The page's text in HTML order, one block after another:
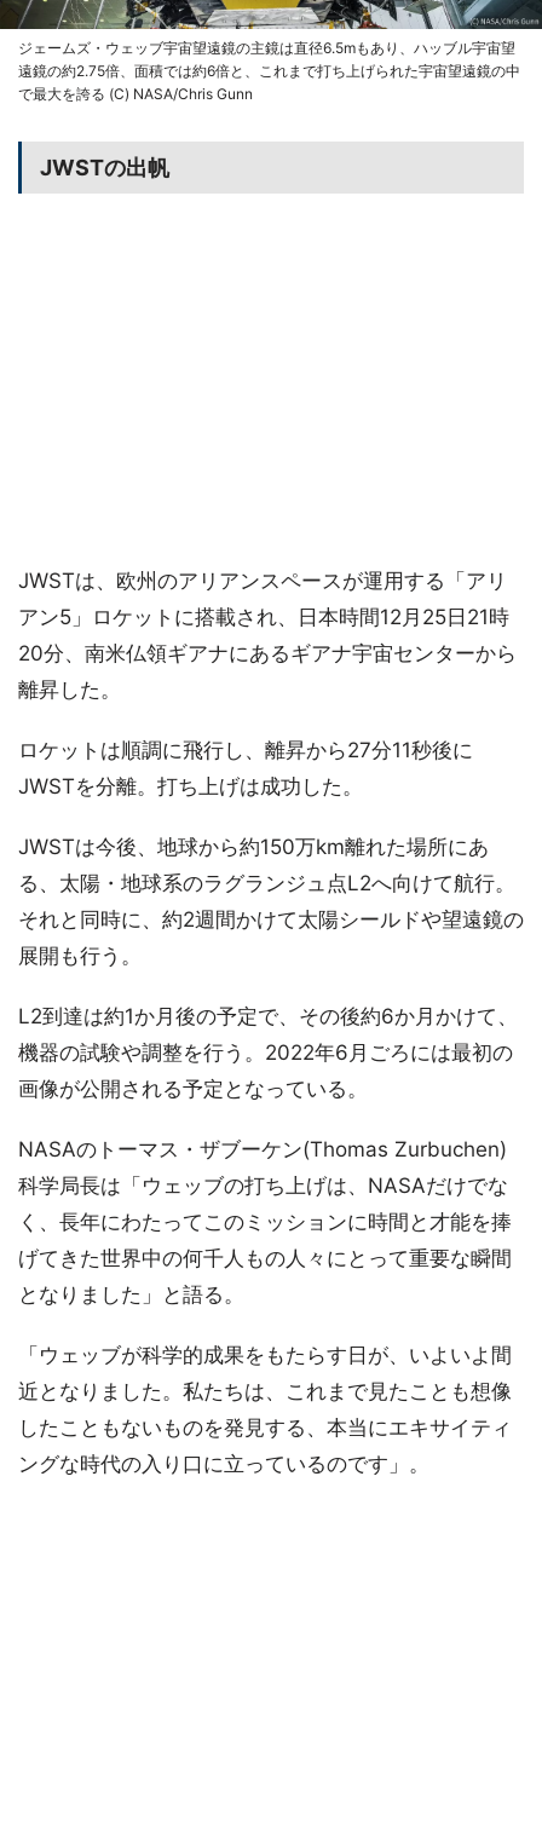
ジェームズ・ウェッブ宇宙望遠鏡の主鏡は直径6.5mもあり、ハッブル宇宙望
遠鏡の約2.75倍、面積では約6倍と、これまで打ち上げられた宇宙望遠鏡の中
で最大を誇る (C) NASA/Chris Gunn
JWSTの出帆
JWSTは、欧州のアリアンスペースが運用する「アリ
アン5」ロケットに搭載され、日本時間12月25日21時
20分、南米仏領ギアナにあるギアナ宇宙センターから
離昇した。
ロケットは順調に飛行し、離昇から27分11秒後に
JWSTを分離。打ち上げは成功した。
JWSTは今後、地球から約150万km離れた場所にあ
る、太陽・地球系のラグランジュ点L2へ向けて航行。
それと同時に、約2週間かけて太陽シールドや望遠鏡の
展開も行う。
L2到達は約1か月後の予定で、その後約6か月かけて、
機器の試験や調整を行う。2022年6月ごろには最初の
画像が公開される予定となっている。
NASAのトーマス・ザブーケン(Thomas Zurbuchen)
科学局長は「ウェッブの打ち上げは、NASAだけでな
く、長年にわたってこのミッションに時間と才能を捧
げてきた世界中の何千人もの人々にとって重要な瞬間
となりました」と語る。
「ウェッブが科学的成果をもたらす日が、いよいよ間
近となりました。私たちは、これまで見たことも想像
したこともないものを発見する、本当にエキサイティ
ングな時代の入り口に立っているのです」。